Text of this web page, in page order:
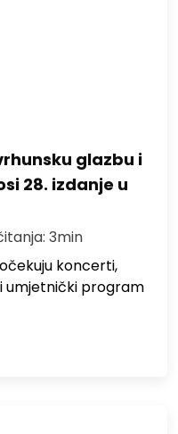
glazbu i
28. izdanje u
3min
koncerti,
umjetnički program